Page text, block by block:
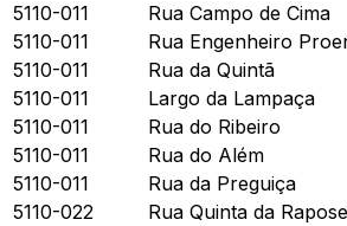
5110-011
Rua Campo de Cima
5110-011
Rua Engenheiro
5110-011
Rua da Quintã
5110-011
Largo da Lampaça
5110-011
Rua do Ribeiro
5110-011
Rua do Além
5110-011
Rua da Preguiça
5110-022
Rua Quinta da